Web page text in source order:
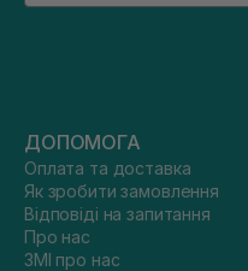
ДОПОМОГА
Оплата та доставка
Як зробити замовлення
Відповіді на запитання
Про нас
ЗМІ про нас